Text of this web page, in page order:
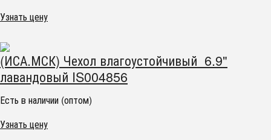
Узнать цену
(ИСА.МСК) Чехол влагоустойчивый 6.9"
лавандовый IS004856
Есть в наличии (оптом)
Узнать цену